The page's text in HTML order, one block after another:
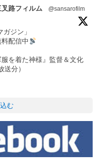
路フィルム
@sansarofilm
ジン」
配信中
を着た神様』監督＆文化
分）
む